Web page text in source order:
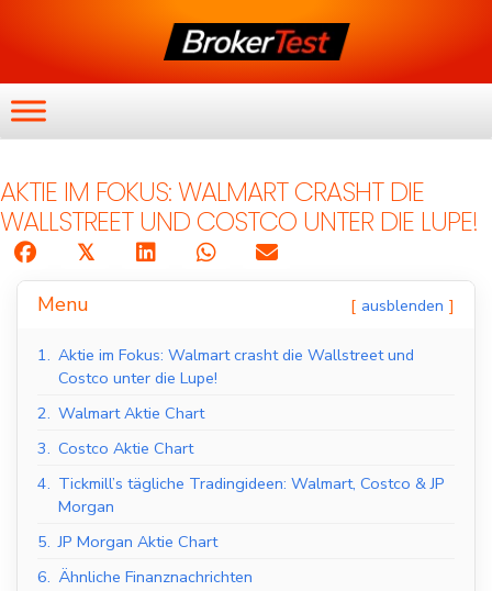
AKTIE IM FOKUS: WALMART CRASHT DIE
WALLSTREET UND COSTCO UNTER DIE LUPE!
𝕏
Menu ausblenden
1. Aktie im Fokus: Walmart crasht die Wallstreet und
Costco unter die Lupe!
2. Walmart Aktie Chart
3. Costco Aktie Chart
4. Tickmill’s tägliche Tradingideen: Walmart, Costco & JP
Morgan
5. JP Morgan Aktie Chart
6. Ähnliche Finanznachrichten